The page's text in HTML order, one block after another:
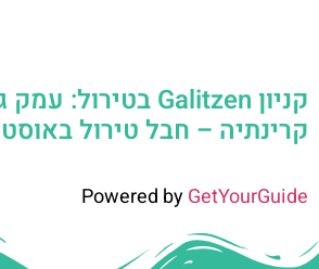
קרינתיה – חבל טירול
Powered byGetYourGuide